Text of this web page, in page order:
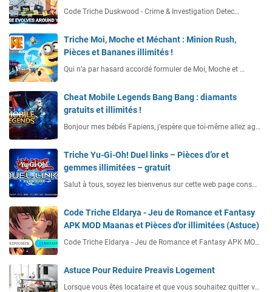
Code Triche Duskwood - Crime & Investigation Detec…
Triche Moi, Moche et Méchant : Minion Rush,
Pièces et Bananes illimités !
Qui n’a par hasard accordé formuler de Moi, Moche et …
Cheat Mobile Legends Bang Bang : diamants
gratuits et illimités !
Bonjour mes bébés Fapiens, j’espère que toi-même allez ag…
Triche Yu-Gi-Oh! Duel links – Pièces d’or et
gemmes illimitées – gratuit
Salut à tous, soyez les bienvenus sur cette web page cons…
Code Triche Eldarya - Jeu de Romance et Fantasy
APK MOD Maanas et Pièces d'or illimitées (Astuce)
Code Triche Eldarya - Jeu de Romance et Fantasy APK MO…
Astuce Pour Reduire Preavis Logement
Lorsque vous êtes locataire et que vous souhaitez quitter v…